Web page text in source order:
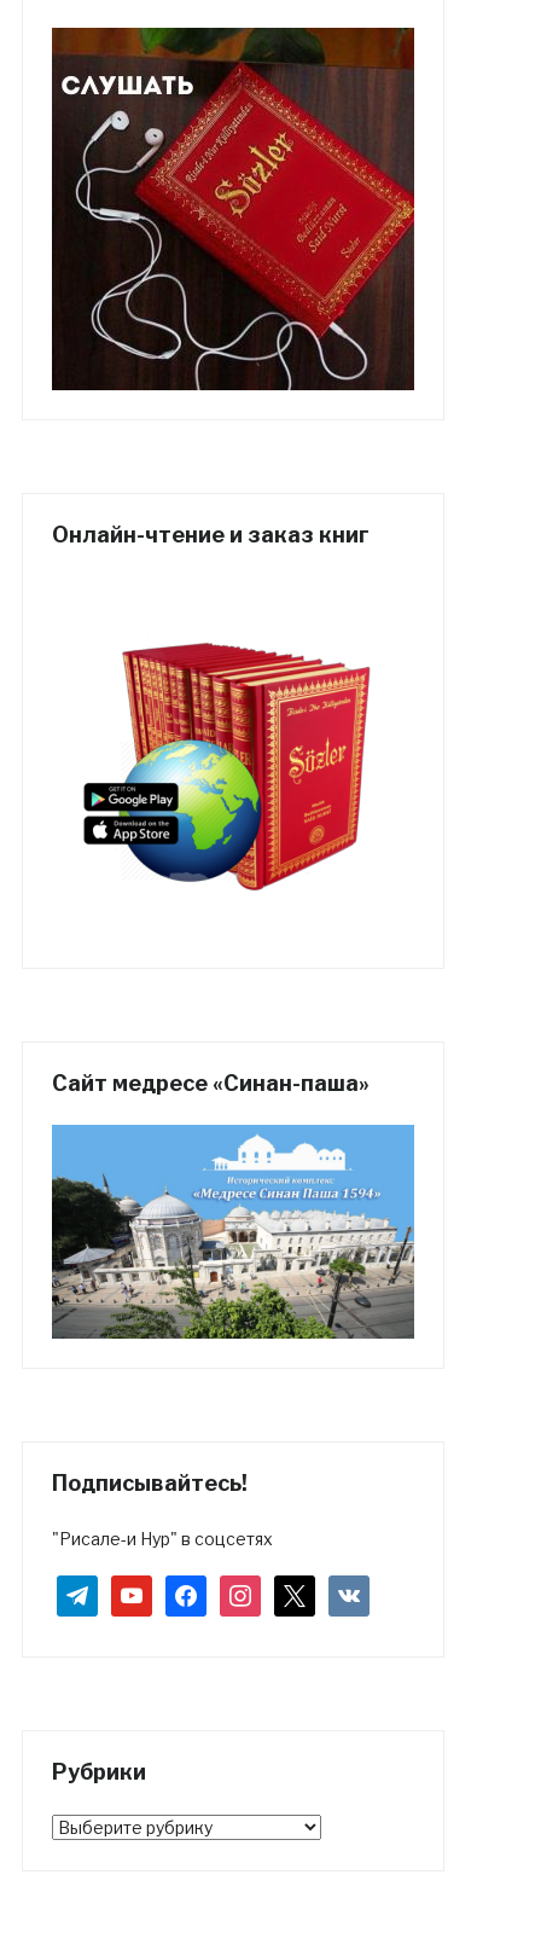
Онлайн-чтение и заказ книг
Сайт медресе «Синан-паша»
Подписывайтесь!
"Рисале-и Нур" в соцсетях
telegramyoutubefacebookinstagram vkontakte
Рубрики
Рубрики